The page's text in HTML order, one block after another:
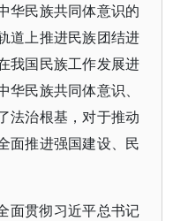
华民族共同体意识的
道上推进民族团结进
我国民族工作发展进
民族共同体意识、
法治根基，对于推动
面推进强国建设、民
面贯彻习近平总书记